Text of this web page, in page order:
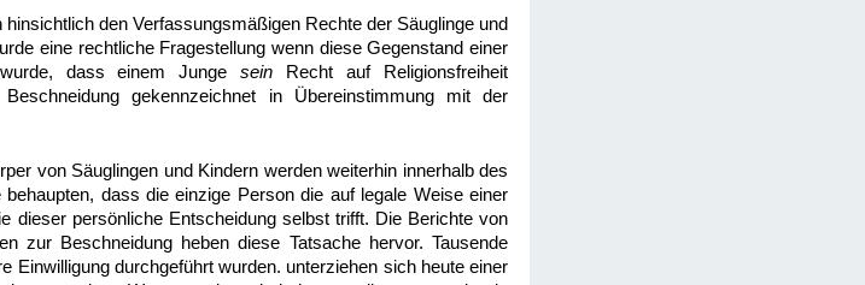
den Verfassungsmäßigen Rechte der Säuglinge und
eine rechtliche Fragestellung wenn diese Gegenstand einer
wurde, dass einem Jungesein Recht auf Religionsfreiheit
gekennzeichnet in Übereinstimmung mit der
von Säuglingen und Kindern werden weiterhin innerhalb des
dass die einzige Person die auf legale Weise einer
dieser persönliche Entscheidung selbst trifft. Die Berichte von
zur Beschneidung heben diese Tatsache hervor. Tausende
Einwilligung durchgeführt wurden. unterziehen sich heute einer